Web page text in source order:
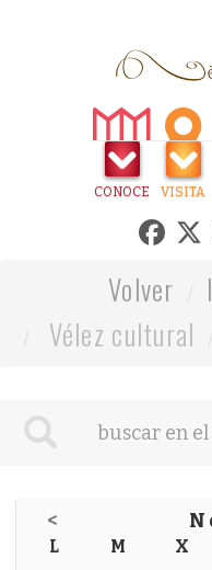
CONOCE VISITA
Volver
Vélez cultural
<
L M X